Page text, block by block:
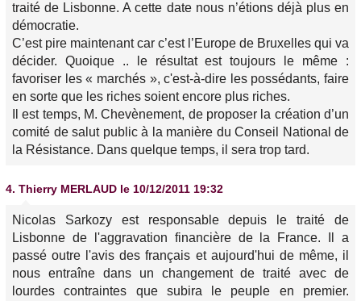
traité de Lisbonne. A cette date nous n’étions déjà plus en
démocratie.
C’est pire maintenant car c’est l’Europe de Bruxelles qui va
décider. Quoique .. le résultat est toujours le même :
favoriser les « marchés », c'est-à-dire les possédants, faire
en sorte que les riches soient encore plus riches.
Il est temps, M. Chevènement, de proposer la création d’un
comité de salut public à la manière du Conseil National de
la Résistance. Dans quelque temps, il sera trop tard.
4. Thierry MERLAUD le 10/12/2011 19:32
Nicolas Sarkozy est responsable depuis le traité de
Lisbonne de l'aggravation financière de la France. Il a
passé outre l'avis des français et aujourd'hui de même, il
nous entraîne dans un changement de traité avec de
lourdes contraintes que subira le peuple en premier.